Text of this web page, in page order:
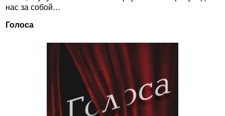
нас за собой…
Голоса